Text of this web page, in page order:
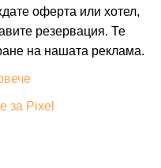
164.29 лв. /84.00 €
с
ЦЕНА
оферта или хотел,
резервация. Те
на нашата реклама.
за Pixel